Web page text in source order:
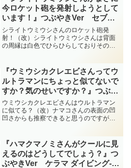
様がかわいい清楚なウツボ...
今ロケット砲を発射しようとして
います！』つぶやきVer セブ島
ダイビング‐フォト‐tsubuankun
シライトウミウシさんのロケット砲発
射！（改）シライトウミウシさんは背面
の周縁は白色でひらひらしておりその内
入っています・・・個体によってはさら
にその間に細線が入ること...
『ウミウシカクレエビさんってウ
ルトラマンにちょっと似てないで
すか？気のせいですか？』つぶや
きVer 柏島 ダイビング‐フォト‐
tsubuankun
ウミウシカクレエビさんはウルトラマン
に似てる？（改）ナマコさんの表面の凹
凹さからも推察できると思うのですが体
す・・・背景の凹凹した何とも言えない
物体がナマコさんとは思え...
『ハマクマノミさんがクールに見
えるのはどうしてでしょう？』つ
ぶやきVer ケラマ ダイビング‐フ